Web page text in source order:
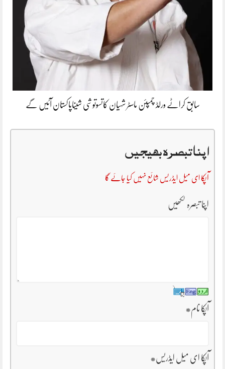
سابق کراٹے ورلڈ چمپئن ماسٹر شہیان کاتسوتوشی شیناپاکستان آئیں گے
اپنا تبصرہ بھیجیں
آپکا ای میل ایڈریس شائع نہیں کیا جائے گا
اپنا تبصرہ لکھیں
آپکا نام*
آپکا ای میل ایڈریس*